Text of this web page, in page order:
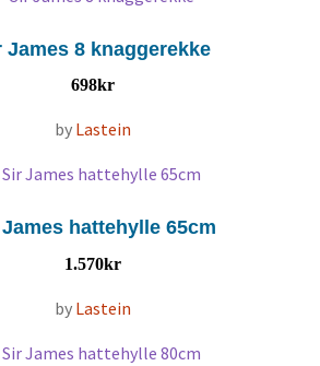
James 8 knaggerekke
698kr
by Lastein
hattehylle 65cm
1.570kr
by Lastein